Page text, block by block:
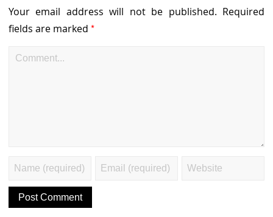
Your email address will not be published. Required
fields are marked *